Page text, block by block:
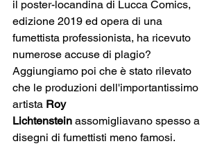
il poster-locandina di Lucca Comics,
edizione 2019 ed opera di una
fumettista professionista, ha ricevuto
numerose accuse di plagio?
Aggiungiamo poi che è stato rilevato
che le produzioni dell'importantissimo
artista Roy
Lichtenstein assomigliavano spesso a
disegni di fumettisti meno famosi.